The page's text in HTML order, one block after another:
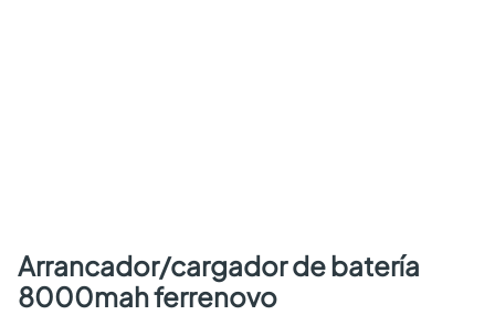
arrancador/cargador de batería
8000mah ferrenovo